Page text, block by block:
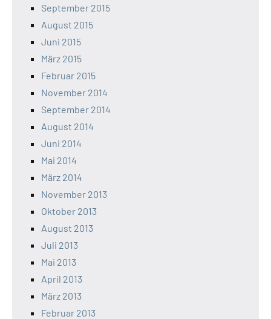
September 2015
August 2015
Juni 2015
März 2015
Februar 2015
November 2014
September 2014
August 2014
Juni 2014
Mai 2014
März 2014
November 2013
Oktober 2013
August 2013
Juli 2013
Mai 2013
April 2013
März 2013
Februar 2013